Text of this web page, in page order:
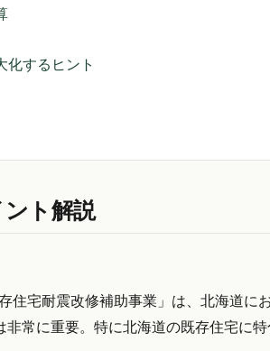
化するヒント
ト解説
住宅耐震改修補助事業」は、北海道
常に重要。特に北海道の既存住宅に